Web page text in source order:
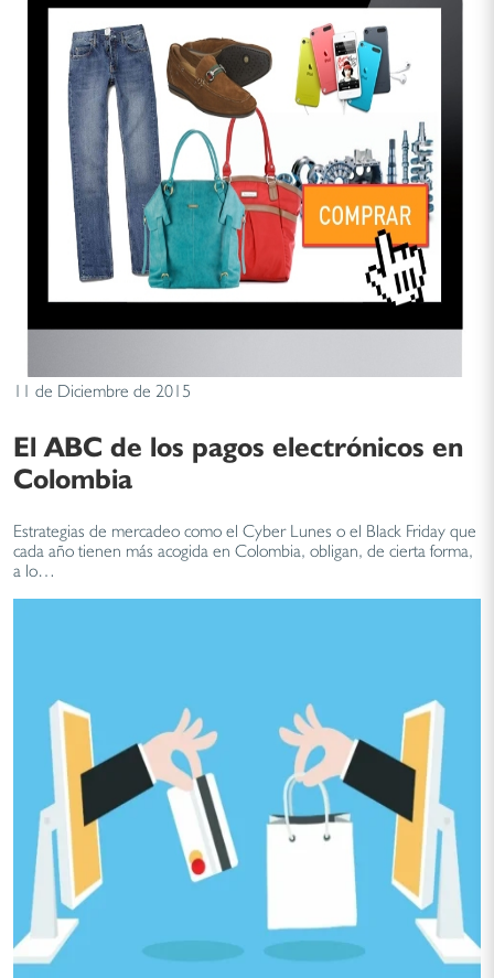
11 de Diciembre de 2015
El ABC de los pagos electrónicos en
Colombia
Estrategias de mercadeo como el Cyber Lunes o el Black Friday que
cada año tienen más acogida en Colombia, obligan, de cierta forma,
a lo…